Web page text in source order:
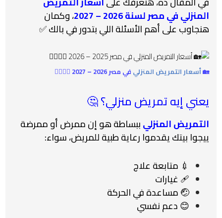
المنزلي في مصر لسنة 2026 – 2027
، وكمان
هنجاوب على أهم الأسئلة اللي بتدور في بالك ✅
🏡أسعار التمريض المنزلي في مصر 2026 – 2027 👨‍⚕️👩‍⚕️
يعني إيه تمريض منزلي؟ 🤔
التمريض المنزليببساطة هو إن ممرض أو ممرضة
ييجوا بيتك يقدموا رعاية طبية للمريض، سواء:
💉 متابعة علاج
🩹 غيارات
🤕 مساعدة في الحركة
😊 دعم نفسي